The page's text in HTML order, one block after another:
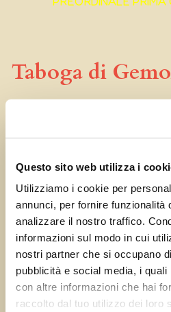
Questo sito web utilizza i
Utilizziamo i cookie per
annunci, per fornire funzionalità
analizzare il nostro traffico.
informazioni sul modo in cui
nostri partner che si occupano
pubblicità e social media, i
con altre informazioni che hai
raccolto dal tuo utilizzo dei loro
Taboga di
← Precedente:
Bertiolo
Errore:Modulo di contatto non